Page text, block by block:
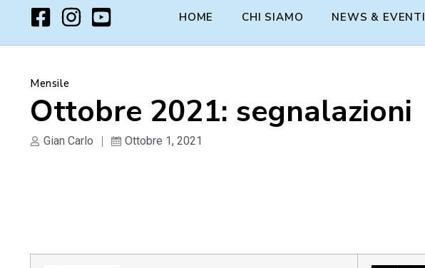
HOME CHI SIAMO NEWS & EVENTI
Mensile
Ottobre 2021: segnalazioni
Gian Carlo Ottobre 1, 2021